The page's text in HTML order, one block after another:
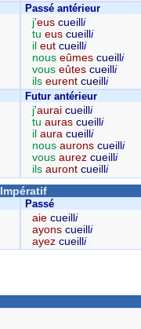
Passé antérieur
j'eus cueilli
tu eus cueilli
il eut cueilli
nous eûmes cueilli
vous eûtes cueilli
ils eurent cueilli
Futur antérieur
j'aurai cueill i
tu auras cueill i
il aura cueill i
nous aurons cueill i
vous aurez cueill i
ils auront cueill i
Impératif
Passé
aie cueilli
ayons cueilli
ayez cueilli